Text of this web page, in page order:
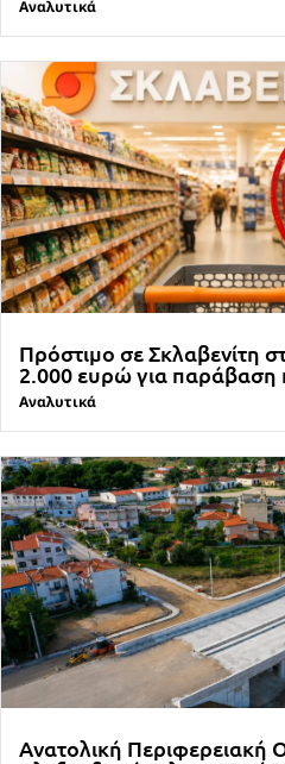
Αναλυτικά
Πρόστιμο σε Σκλαβενίτη
2.000 ευρώ για
Αναλυτικά
Ανατολική Περιφερειακή